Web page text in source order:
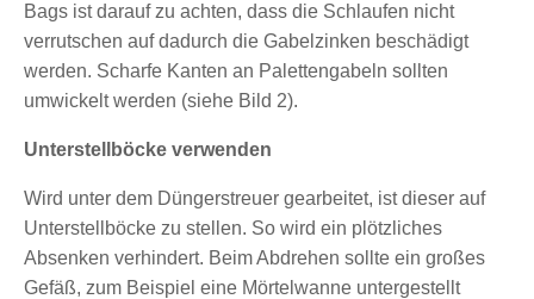
Bags ist darauf zu achten, dass die Schlaufen nicht
verrutschen auf dadurch die Gabelzinken beschädigt
werden. Scharfe Kanten an Palettengabeln sollten
umwickelt werden (siehe Bild 2).
Unterstellböcke verwenden
Wird unter dem Düngerstreuer gearbeitet, ist dieser auf
Unterstellböcke zu stellen. So wird ein plötzliches
Absenken verhindert. Beim Abdrehen sollte ein großes
Gefäß, zum Beispiel eine Mörtelwanne untergestellt